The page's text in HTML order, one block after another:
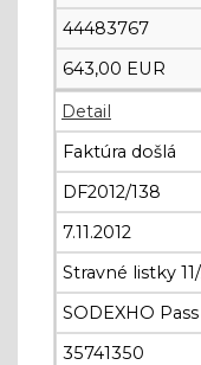
44483767
643,00 EUR
Detail
Faktúra došlá
DF2012/138
7.11.2012
Stravné listky
SODEXHO Pass
35741350